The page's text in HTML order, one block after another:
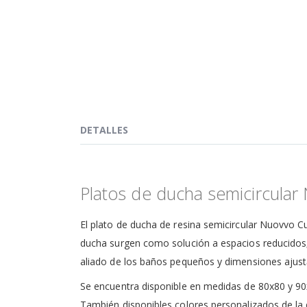
DETALLES
Platos de ducha semicircular
El plato de ducha de resina semicircular Nuovvo
ducha surgen como solución a espacios
aliado de los baños pequeños y dimensiones
Se encuentra disponible en medidas de 80x80 y
También disponibles colores personalizados de